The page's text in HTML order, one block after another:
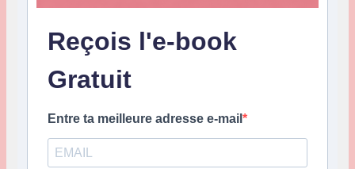
Reçois l'e-book
Gratuit
Entre ta meilleure adresse e-mail